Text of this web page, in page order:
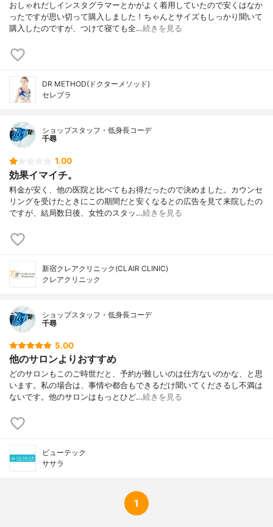
おしゃれだしインスタグラマーとかがよく着用していたので安くはなか
ったですが思い切って購入しました！ちゃんとサイズもしっかり聞いて
購入したのですが、つけて寝ても全…続きを見る
DR METHOD(ドクターメソッド)
セレブラ
ショップスタッフ・低身長コーデ
千尋
1.00
効果イマイチ。
料金が安く、他の医院と比べてもお得だったので決めました。カウンセ
リングを受けたときにこの期間だと安くなるとの広告を見て来院したの
ですが、結局数日後、女性のスタッ…続きを見る
新宿クレアクリニック(CLAIR CLINIC)
クレアクリニック
ショップスタッフ・低身長コーデ
千尋
5.00
他のサロンよりおすすめ
どのサロンもこのご時世だと、予約が難しいのは仕方ないのかな、と思
います。私の場合は、事情や都合もできるだけ聞いてくださるし不満は
ないです。他のサロンはもっとひど…続きを見る
ビューテック
ササラ
1